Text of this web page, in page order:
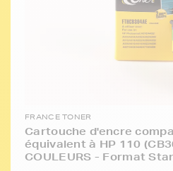
FRANCE TONER
Cartouche d'encre
équivalent à HP 110
COULEURS - Format